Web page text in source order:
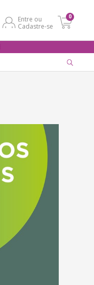
Entre ou
Cadastre-se
0